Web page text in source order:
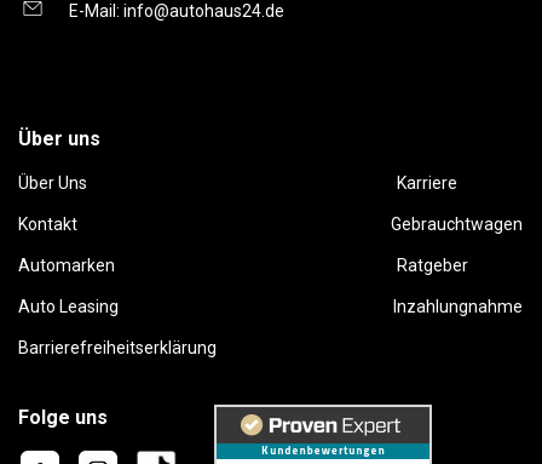
E-Mail: info@autohaus24.de
Über uns
Über Uns Karriere
Kontakt Gebrauchtwagen
Automarken Ratgeber
Auto Leasing Inzahlungnahme
Barrierefreiheitserklärung
Folge uns